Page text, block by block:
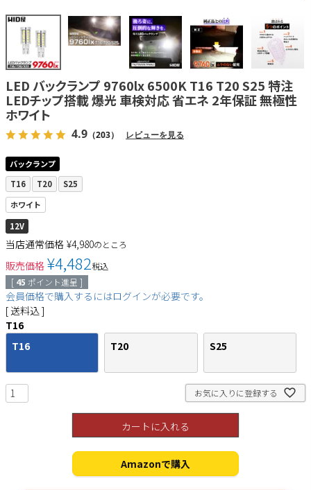
LED バックランプ 9760lx 6500K T16 T20 S25 特注
LEDチップ搭載 爆光 車検対応 省エネ 2年保証 無極性
ホワイト
4.9 （203） レビューを見る
バックランプ
T16
T20
S25
ホワイト
12V
当店通常価格 ¥4,980のところ
販売価格 ¥4,482税込
[ 45 ポイント進呈 ]
会員価格で購入するにはログインが必要です。
送料込
T16
T16
T20 S25
お気に入りに登録する
カートに入れる
Amazonで購入